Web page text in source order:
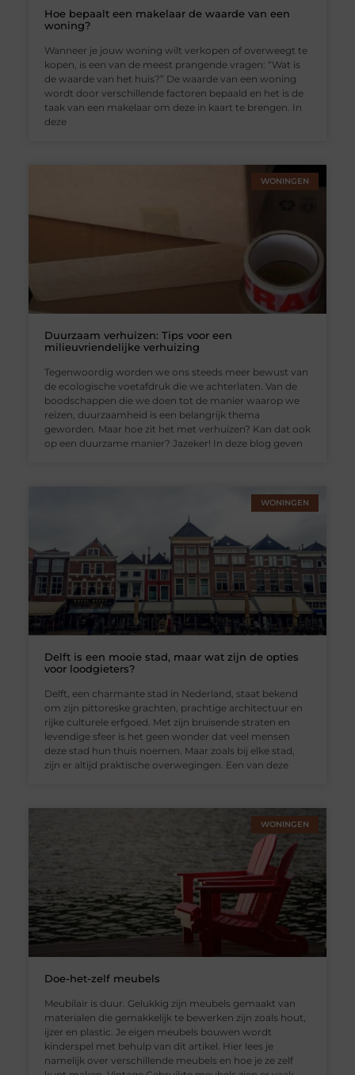
Hoe bepaalt een makelaar de waarde van een
woning?
Wanneer je jouw woning wilt verkopen of overweegt te
kopen, is een van de meest prangende vragen: “Wat is
de waarde van het huis?” De waarde van een woning
wordt door verschillende factoren bepaald en het is de
taak van een makelaar om deze in kaart te brengen. In
deze
WONINGEN
Duurzaam verhuizen: Tips voor een
milieuvriendelijke verhuizing
Tegenwoordig worden we ons steeds meer bewust van
de ecologische voetafdruk die we achterlaten. Van de
boodschappen die we doen tot de manier waarop we
reizen, duurzaamheid is een belangrijk thema
geworden. Maar hoe zit het met verhuizen? Kan dat ook
op een duurzame manier? Jazeker! In deze blog geven
WONINGEN
Delft is een mooie stad, maar wat zijn de opties
voor loodgieters?
Delft, een charmante stad in Nederland, staat bekend
om zijn pittoreske grachten, prachtige architectuur en
rijke culturele erfgoed. Met zijn bruisende straten en
levendige sfeer is het geen wonder dat veel mensen
deze stad hun thuis noemen. Maar zoals bij elke stad,
zijn er altijd praktische overwegingen. Een van deze
WONINGEN
Doe-het-zelf meubels
Meubilair is duur. Gelukkig zijn meubels gemaakt van
materialen die gemakkelijk te bewerken zijn zoals hout,
ijzer en plastic. Je eigen meubels bouwen wordt
kinderspel met behulp van dit artikel. Hier lees je
namelijk over verschillende meubels en hoe je ze zelf